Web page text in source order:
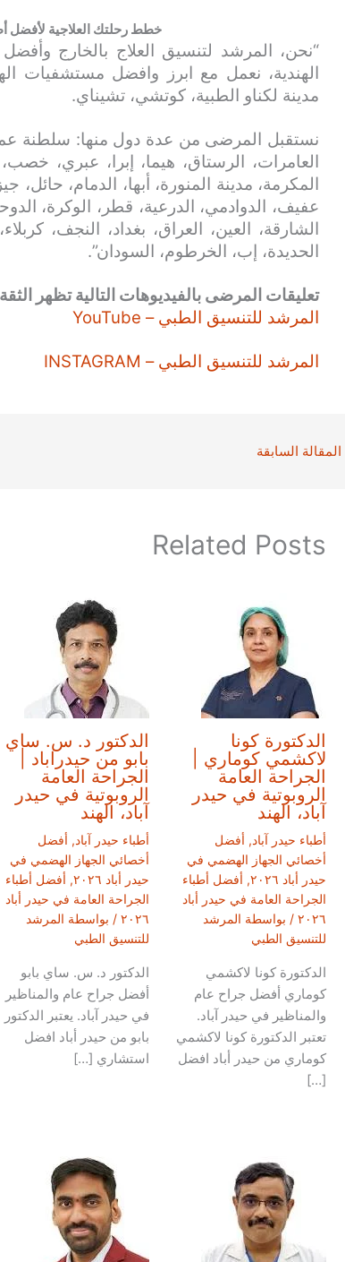
خطط رحلتك العلاجية لأفضل
“نحن، المرشد لتنسيق العلاج بالخارج
الهندية، نعمل مع ابرز وافضل مستشفيات
مدينة لكناو الطبية، كوتشي، تشيناي.
نستقبل المرضى من عدة دول منها: سلطنة
العامرات، الرستاق، هيما، إبرا، عبري،
المكرمة، مدينة المنورة، أبها، الدمام، حائل،
عفيف، الدوادمي، الدرعية، قطر، الوكرة،
الشارقة، العين، العراق، بغداد، النجف،
الحديدة، إب، الخرطوم، السودان”.
تعليقات المرضى بالفيديوهات التالية تظهر الثقة
المرشد للتنسيق الطبي – YouTube
المرشد للتنسيق الطبي – INSTAGRAM
المقالة السابقة
Related Posts
الدكتورة كونا
لاكشمي كوماري |
الجراحة العامة
الروبوتية في حيدر
آباد، الهند
أطباء حيدر آباد, أفضل
أخصائي الجهاز الهضمي في
حيدر أباد ٢٠٢٦
, أفضل أطباء
الجراحة العامة في حيدر أباد
٢٠٢٦ / بواسطة المرشد
للتنسيق الطبي
الدكتورة كونا لاكشمي
كوماري أفضل جراح عام
والمناظير في حيدر آباد.
تعتبر الدكتورة كونا لاكشمي
كوماري من حيدر أباد افضل
[…]
الدكتور د. س. ساي
بابو من حيدراباد |
الجراحة العامة
الروبوتية في حيدر
آباد، الهند
أطباء حيدر آباد, أفضل
أخصائي الجهاز الهضمي في
حيدر أباد ٢٠٢٦
, أفضل أطباء
الجراحة العامة في حيدر أباد
٢٠٢٦ / بواسطة المرشد
للتنسيق الطبي
الدكتور د. س. ساي بابو
أفضل جراح عام والمناظير
في حيدر آباد. يعتبر الدكتور
بابو من حيدر أباد افضل
استشاري […]